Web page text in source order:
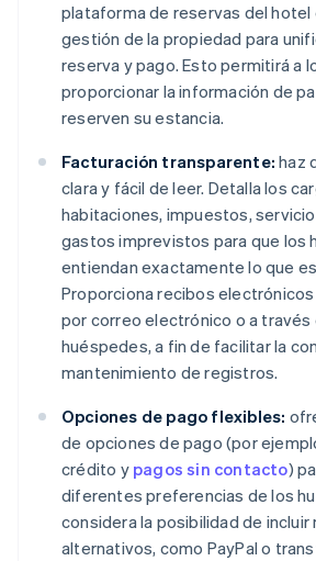
plataforma de reservas del hotel
gestión de la propiedad para
reserva y pago. Esto permitirá a
proporcionar la información de
reserven su estancia.
Facturación transparente: haz
clara y fácil de leer. Detalla los
habitaciones, impuestos,
gastos imprevistos para que los
entiendan exactamente lo que
Proporciona recibos
por correo electrónico o a través
huéspedes, a fin de facilitar la
mantenimiento de registros.
Opciones de pago flexibles:
de opciones de pago (por
crédito y pagos sin contacto)
diferentes preferencias de los
considera la posibilidad de
alternativos, como PayPal o